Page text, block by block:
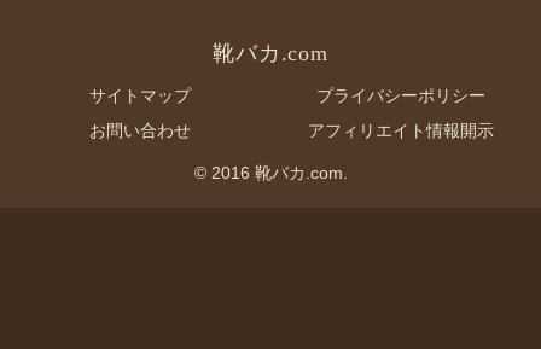
靴バカ.com
サイトマップ
プライバシーポリシー
お問い合わせ
アフィリエイト情報開示
© 2016 靴バカ.com.